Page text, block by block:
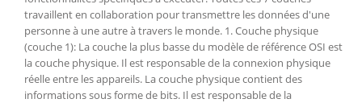
travaillent en collaboration pour transmettre les données d'une
personne à une autre à travers le monde. 1. Couche physique
(couche 1): La couche la plus basse du modèle de référence OSI est
la couche physique. Il est responsable de la connexion physique
réelle entre les appareils. La couche physique contient des
informations sous forme de bits. Il est responsable de la